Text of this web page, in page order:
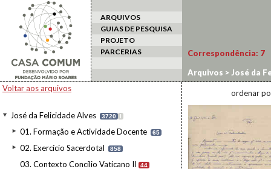
ARQUIVOS
GUIAS DE PESQUISA
PROJETO
PARCERIAS
Voltar aos arquivos
José da Felicidade Alves 3720 I
01. Formação e Actividade Docente 65
02. Exercício Sacerdotal 858
03. Contexto Concílio Vaticano II 44
Correspondência: 7
Arquivos > José da
ordenar